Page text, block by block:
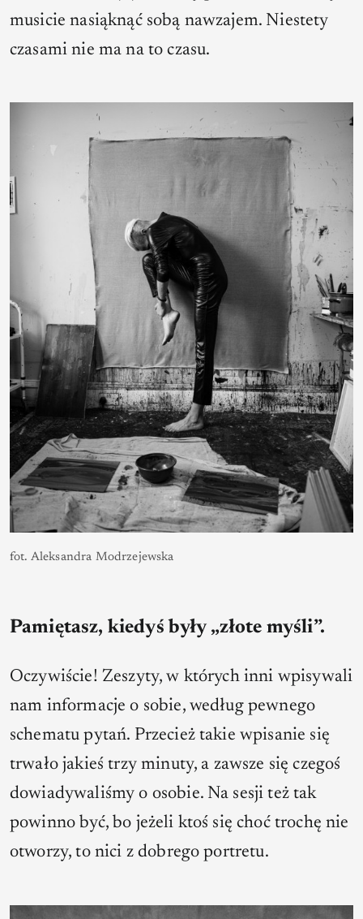
musicie nasiąknąć sobą nawzajem. Niestety
czasami nie ma na to czasu.
fot. Aleksandra Modrzejewska
Pamiętasz, kiedyś były „złote myśli”.
Oczywiście! Zeszyty, w których inni wpisywali
nam informacje o sobie, według pewnego
schematu pytań. Przecież takie wpisanie się
trwało jakieś trzy minuty, a zawsze się czegoś
dowiadywaliśmy o osobie. Na sesji też tak
powinno być, bo jeżeli ktoś się choć trochę nie
otworzy, to nici z dobrego portretu.